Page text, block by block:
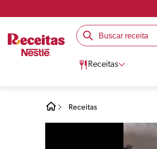
Receitas
Receitas